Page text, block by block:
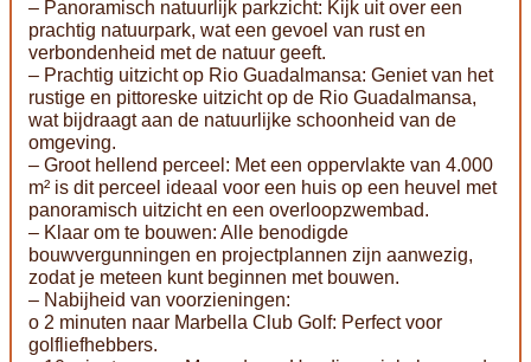
– Panoramisch natuurlijk parkzicht: Kijk uit over een
prachtig natuurpark, wat een gevoel van rust en
verbondenheid met de natuur geeft.
– Prachtig uitzicht op Rio Guadalmansa: Geniet van het
rustige en pittoreske uitzicht op de Rio Guadalmansa,
wat bijdraagt aan de natuurlijke schoonheid van de
omgeving.
– Groot hellend perceel: Met een oppervlakte van 4.000
m² is dit perceel ideaal voor een huis op een heuvel met
panoramisch uitzicht en een overloopzwembad.
– Klaar om te bouwen: Alle benodigde
bouwvergunningen en projectplannen zijn aanwezig,
zodat je meteen kunt beginnen met bouwen.
– Nabijheid van voorzieningen:
o 2 minuten naar Marbella Club Golf: Perfect voor
golfliefhebbers.